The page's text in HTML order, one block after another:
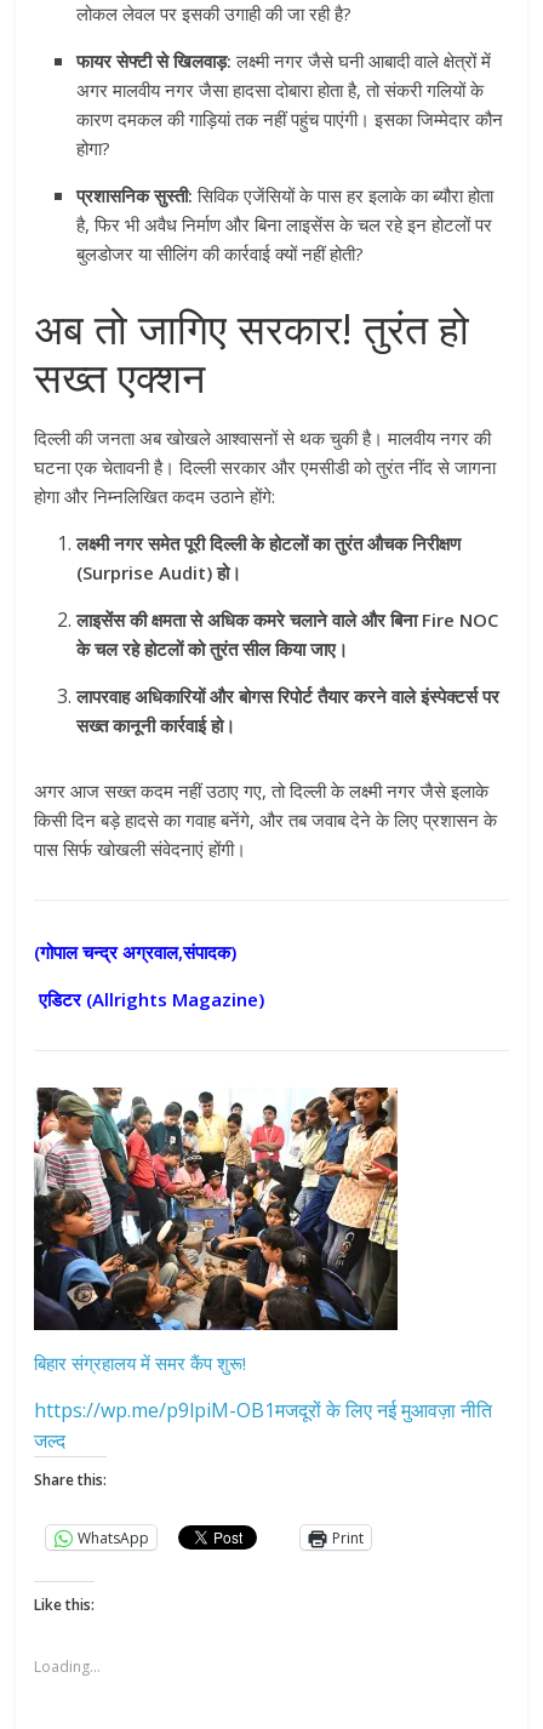
लोकल लेवल पर इसकी उगाही की जा रही है?
फायर सेफ्टी से खिलवाड़: लक्ष्मी नगर जैसे घनी आबादी वाले क्षेत्रों में
अगर मालवीय नगर जैसा हादसा दोबारा होता है, तो संकरी गलियों के
कारण दमकल की गाड़ियां तक नहीं पहुंच पाएंगी। इसका जिम्मेदार कौन
होगा?
प्रशासनिक सुस्ती: सिविक एजेंसियों के पास हर इलाके का ब्यौरा होता
है, फिर भी अवैध निर्माण और बिना लाइसेंस के चल रहे इन होटलों पर
बुलडोजर या सीलिंग की कार्रवाई क्यों नहीं होती?
अब तो जागिए सरकार! तुरंत हो
सख्त एक्शन
दिल्ली की जनता अब खोखले आश्वासनों से थक चुकी है। मालवीय नगर की
घटना एक चेतावनी है। दिल्ली सरकार और एमसीडी को तुरंत नींद से जागना
होगा और निम्नलिखित कदम उठाने होंगे:
लक्ष्मी नगर समेत पूरी दिल्ली के होटलों का तुरंत औचक निरीक्षण
(Surprise Audit) हो।
लाइसेंस की क्षमता से अधिक कमरे चलाने वाले और बिना Fire NOC
के चल रहे होटलों को तुरंत सील किया जाए।
लापरवाह अधिकारियों और बोगस रिपोर्ट तैयार करने वाले इंस्पेक्टर्स पर
सख्त कानूनी कार्रवाई हो।
अगर आज सख्त कदम नहीं उठाए गए, तो दिल्ली के लक्ष्मी नगर जैसे इलाके
किसी दिन बड़े हादसे का गवाह बनेंगे, और तब जवाब देने के लिए प्रशासन के
पास सिर्फ खोखली संवेदनाएं होंगी।
(गोपाल चन्द्र अग्रवाल,संपादक)
एडिटर (Allrights Magazine)
बिहार संग्रहालय में समर कैंप शुरू!
https://wp.me/p9lpiM-OB1मजदूरों के लिए नई मुआवज़ा नीति
जल्द
Share this:
WhatsApp Print
Like this:
Loading...